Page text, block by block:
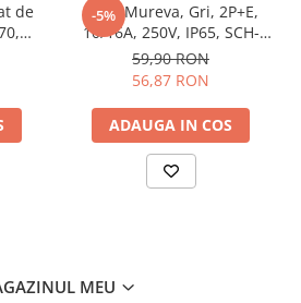
de
-5%
Priza Mureva, Gri, 2P+E,
10/16A, 250V, IP65, SCH-
81141, Schneider Electric -
Schneider
59,90 RON
56,87 RON
ADAUGA IN COS
MEU